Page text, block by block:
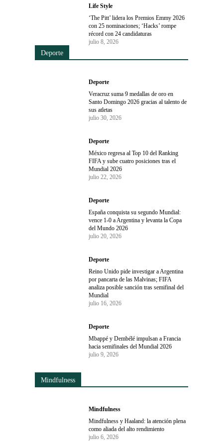
Life Style
‘The Pitt’ lidera los Premios Emmy 2026
con 25 nominaciones; ‘Hacks’ rompe
récord con 24 candidaturas
julio 8, 2026
Deporte
Deporte
Veracruz suma 9 medallas de oro en
Santo Domingo 2026 gracias al talento de
sus atletas
julio 30, 2026
Deporte
México regresa al Top 10 del Ranking
FIFA y sube cuatro posiciones tras el
Mundial 2026
julio 22, 2026
Deporte
España conquista su segundo Mundial:
vence 1-0 a Argentina y levanta la Copa
del Mundo 2026
julio 20, 2026
Deporte
Reino Unido pide investigar a Argentina
por pancarta de las Malvinas; FIFA
analiza posible sanción tras semifinal del
Mundial
julio 16, 2026
Deporte
Mbappé y Dembélé impulsan a Francia
hacia semifinales del Mundial 2026
julio 9, 2026
Mindfulness
Mindfulness
Mindfulness y Haaland: la atención plena
como aliada del alto rendimiento
julio 6, 2026